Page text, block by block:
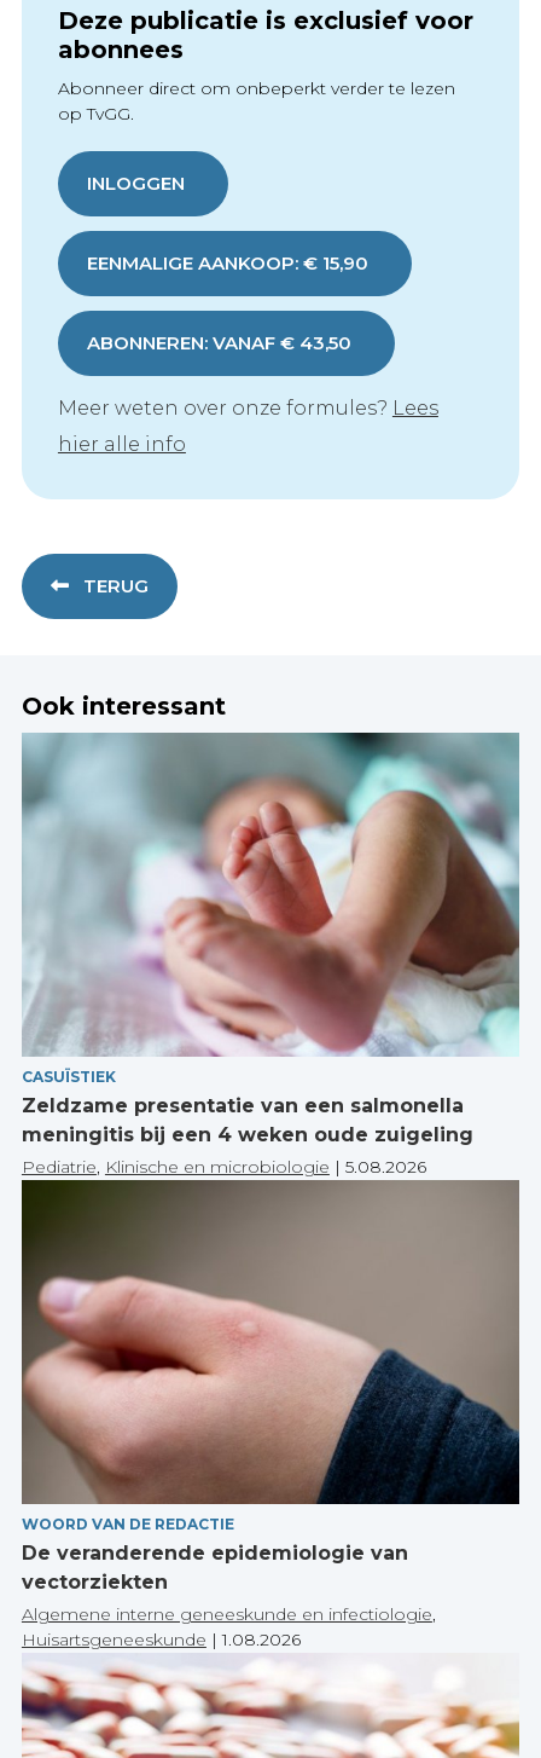
Deze publicatie is exclusief voor
abonnees
Abonneer direct om onbeperkt verder te lezen
op TvGG.
INLOGGEN
EENMALIGE AANKOOP: € 15,90
ABONNEREN: VANAF € 43,50
Meer weten over onze formules? Lees
hier alle info
TERUG
Ook interessant
CASUÏSTIEK
Zeldzame presentatie van een salmonella
meningitis bij een 4 weken oude zuigeling
Pediatrie, Klinische en microbiologie | 5.08.2026
WOORD VAN DE REDACTIE
De veranderende epidemiologie van
vectorziekten
Algemene interne geneeskunde en infectiologie,
Huisartsgeneeskunde |1.08.2026